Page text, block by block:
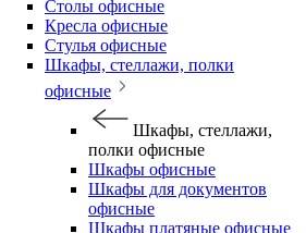
Столы офисные
Кресла офисные
Стулья офисные
Шкафы, стеллажи, полки
офисные
Шкафы, стеллажи,
полки офисные
Шкафы офисные
Шкафы для документов
офисные
Шкафы платяные офисные